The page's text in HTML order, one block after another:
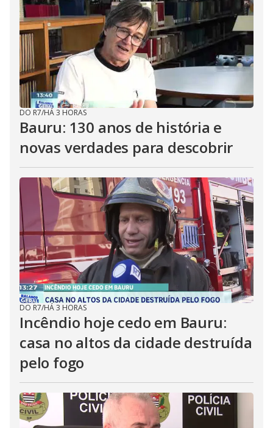
DO R7/HÁ 3 HORAS
Bauru: 130 anos de história e
novas verdades para descobrir
DO R7/HÁ 3 HORAS
Incêndio hoje cedo em Bauru:
casa no altos da cidade destruída
pelo fogo